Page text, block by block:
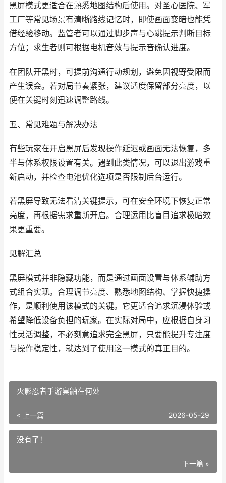
黑屏模式更适合在熟悉地图结构后使用。对圣心医院、军
工厂等常见场景有清晰路线记忆时，即使画面变暗也能凭
借经验移动。监管者可以通过脚步声与心跳提示判断目标
方位；求生者则可根据电机音效与提示音确认进度。
在团队开黑时，可提前沟通行动规划，避免因视野受限而
产生误会。若对局节奏紧张，建议适度保留部分亮度，以
便在关键时刻迅速调整路线。
五、常见难题与解决办法
有些玩家在开启黑屏后发现操作延迟或画面无法恢复，多
半与体系权限设置有关。遇到此类情况，可以退出游戏重
新启动，并检查电池优化选项是否限制后台运行。
若黑屏导致无法看清关键提示，可在安全环境下恢复正常
亮度，再根据需求重新开启。合理运用比盲目追求极暗效
果更重要。
见解汇总
黑屏模式并非隐藏功能，而是通过画面设置与体系辅助方
式组合实现。合理调节亮度、熟悉地图结构、掌握快捷操
作，是顺利使用该模式的关键。它更适合追求沉浸体验或
希望降低设备负担的玩家。在实际对局中，应根据自身习
性灵活调整，不必刻意追求完全黑屏，只要能提升专注度
与操作稳定性，就达到了使用这一模式的真正目的。
火影忍者手游臭鼬在何处
« 上一篇 2026-05-29
没有了！
下一篇 »